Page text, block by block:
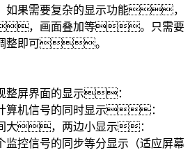
果需要复杂的显示功能，
，画面叠加等。只需要
调整即可。
屏界面的显示：
算机信号的同时显示：
大，两边小显示：
控信号的同步等分显示（适应屏幕